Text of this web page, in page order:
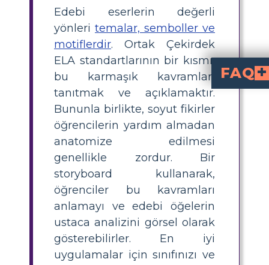
Edebi eserlerin değerli
yönleri temalar, semboller ve
motiflerdir. Ortak Çekirdek
ELA standartlarının bir kısmı,
bu karmaşık kavramları
tanıtmak ve açıklamaktır.
Bununla birlikte, soyut fikirler
öğrencilerin yardım almadan
anatomize edilmesi
genellikle zordur. Bir
storyboard kullanarak,
öğrenciler bu kavramları
anlamayı ve edebi öğelerin
ustaca analizini görsel olarak
gösterebilirler. En iyi
uygulamalar için sınıfınızı ve
FAQ